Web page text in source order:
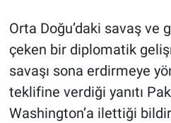
Orta Doğu’daki savaş
çeken bir diplomatik
savaşı sona erdirmeye
teklifine verdiği yanıtı
Washington’a ilettiği